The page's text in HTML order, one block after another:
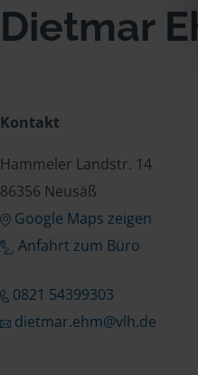
Dietmar
Kontakt
Hammeler Landstr. 14
86356 Neusäß
Google Maps zeigen
Anfahrt zum Büro
0821 54399303
dietmar.ehm@vlh.de